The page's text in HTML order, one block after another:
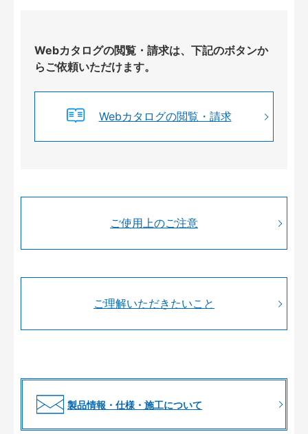
Webカタログの閲覧・請求は、下記のボタンか
らご依頼いただけます。
Webカタログの閲覧・請求
ご使用上のご注意
ご理解いただきたいこと
製品情報・仕様・施工について